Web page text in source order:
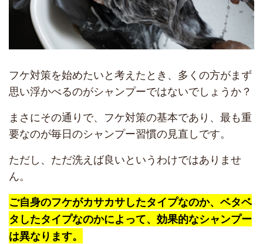
フケ対策を始めたいと考えたとき、多くの方がまず
思い浮かべるのがシャンプーではないでしょうか？
まさにその通りで、フケ対策の基本であり、最も重
要なのが毎日のシャンプー習慣の見直しです。
ただし、ただ洗えば良いというわけではありませ
ん。
ご自身のフケがカサカサしたタイプなのか、ベタベ
タしたタイプなのかによって、効果的なシャンプー
は異なります。